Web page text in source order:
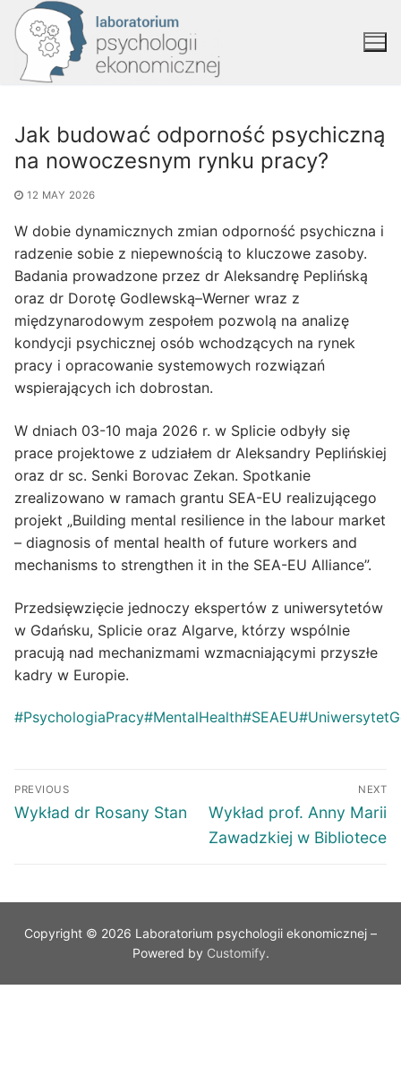
Jak budować odporność psychiczną
na nowoczesnym rynku pracy?
12 MAY 2026
W dobie dynamicznych zmian odporność psychiczna i
radzenie sobie z niepewnością to kluczowe zasoby.
Badania prowadzone przez dr Aleksandrę Peplińską
oraz dr Dorotę Godlewską–Werner wraz z
międzynarodowym zespołem pozwolą na analizę
kondycji psychicznej osób wchodzących na rynek
pracy i opracowanie systemowych rozwiązań
wspierających ich dobrostan.
W dniach 03-10 maja 2026 r. w Splicie odbyły się
prace projektowe z udziałem dr Aleksandry Peplińskiej
oraz dr sc. Senki Borovac Zekan. Spotkanie
zrealizowano w ramach grantu SEA-EU realizującego
projekt „Building mental resilience in the labour market
– diagnosis of mental health of future workers and
mechanisms to strengthen it in the SEA-EU Alliance”.
Przedsięwzięcie jednoczy ekspertów z uniwersytetów
w Gdańsku, Splicie oraz Algarve, którzy wspólnie
pracują nad mechanizmami wzmacniającymi przyszłe
kadry w Europie.
#PsychologiaPracy#MentalHealth#SEAEU
PREVIOUS
Wykład dr Rosany Stan
NEXT
Wykład prof. Anny Marii
Zawadzkiej w Bibliotece
Copyright © 2026 Laboratorium psychologii ekonomicznej –
Powered by Customify.